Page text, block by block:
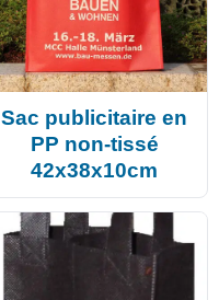
Sac publicitaire en
PP non-tissé
42x38x10cm